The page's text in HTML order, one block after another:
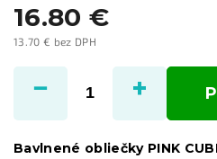
16.80 €
13.70 € bez DPH
cena:
Bavlnené obliečky PINK